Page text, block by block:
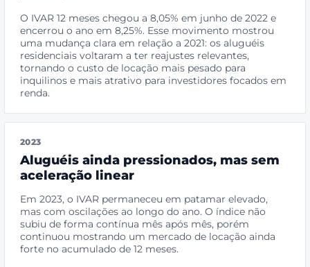
O IVAR 12 meses chegou a 8,05% em junho de 2022 e
encerrou o ano em 8,25%. Esse movimento mostrou
uma mudança clara em relação a 2021: os aluguéis
residenciais voltaram a ter reajustes relevantes,
tornando o custo de locação mais pesado para
inquilinos e mais atrativo para investidores focados em
renda.
2023
Aluguéis ainda pressionados, mas sem
aceleração linear
Em 2023, o IVAR permaneceu em patamar elevado,
mas com oscilações ao longo do ano. O índice não
subiu de forma contínua mês após mês, porém
continuou mostrando um mercado de locação ainda
forte no acumulado de 12 meses.